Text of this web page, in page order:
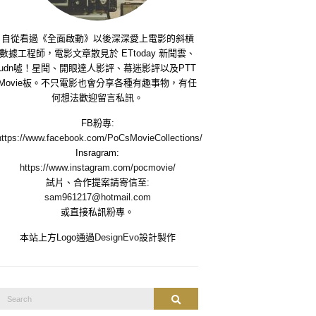
自從看過《全面啟動》以後深深愛上電影的斜槓
數據工程師，電影文章散見於 ETtoday 新聞雲、
噓！星聞、開眼達人影評、幕迷影評以及PTT
板。不只電影也會分享各種有趣事物，有任
何想法歡迎留言私訊。
FB粉專:
www.facebook.com/PoCsMovieCollections/
Insragram:
https://www.instagram.com/pocmovie/
試片、合作提案請寄信至:
sam961217@hotmail.com
或直接私訊粉專。
本站上方Logo通過 DesignEvo設計製作
Search